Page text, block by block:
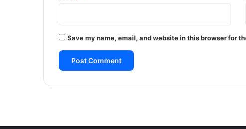
Save my name, email, and website in this browser for